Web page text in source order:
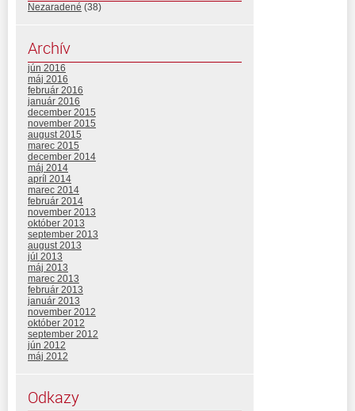
Nezaradené (38)
Archív
jún 2016
máj 2016
február 2016
január 2016
december 2015
november 2015
august 2015
marec 2015
december 2014
máj 2014
apríl 2014
marec 2014
február 2014
november 2013
október 2013
september 2013
august 2013
júl 2013
máj 2013
marec 2013
február 2013
január 2013
november 2012
október 2012
september 2012
jún 2012
máj 2012
Odkazy